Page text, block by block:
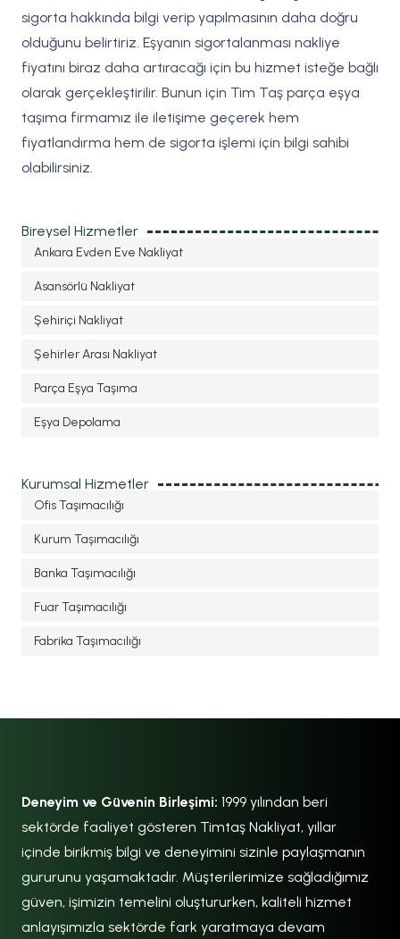
sigorta hakkında bilgi verip yapılmasının daha doğru
olduğunu belirtiriz. Eşyanın sigortalanması nakliye
fiyatını biraz daha artıracağı için bu hizmet isteğe bağlı
olarak gerçekleştirilir. Bunun için Tim Taş parça eşya
taşıma firmamız ile iletişime geçerek hem
fiyatlandırma hem de sigorta işlemi için bilgi sahibi
olabilirsiniz.
Bireysel Hizmetler
Ankara Evden Eve Nakliyat
Asansörlü Nakliyat
Şehiriçi Nakliyat
Şehirler Arası Nakliyat
Parça Eşya Taşıma
Eşya Depolama
Kurumsal Hizmetler
Ofis Taşımacılığı
Kurum Taşımacılığı
Banka Taşımacılığı
Fuar Taşımacılığı
Fabrika Taşımacılığı
Deneyim ve Güvenin Birleşimi: 1999 yılından beri
sektörde faaliyet gösteren Timtaş Nakliyat, yıllar
içinde birikmiş bilgi ve deneyimini sizinle paylaşmanın
gururunu yaşamaktadır. Müşterilerimize sağladığımız
güven, işimizin temelini oluştururken, kaliteli hizmet
anlayışımızla sektörde fark yaratmaya devam